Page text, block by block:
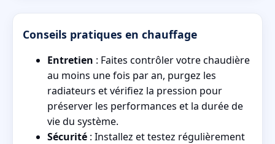
Conseils pratiques en chauffage
Entretien : Faites contrôler votre chaudière
au moins une fois par an, purgez les
radiateurs et vérifiez la pression pour
préserver les performances et la durée de
vie du système.
Sécurité : Installez et testez régulièrement